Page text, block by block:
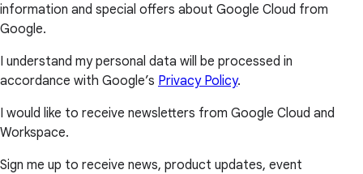
information and special offers about Google Cloud from
Google.
I understand my personal data will be processed in
accordance with Google’s Privacy Policy.
I would like to receive newsletters from Google Cloud and
Workspace.
Sign me up to receive news, product updates, event